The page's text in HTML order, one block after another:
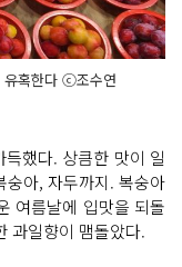
유혹한다 ⓒ조수연
했다. 상큼한 맛이 일
숭아, 자두까지. 복숭아
여름날에 입맛을 되돌
과일향이 맴돌았다.